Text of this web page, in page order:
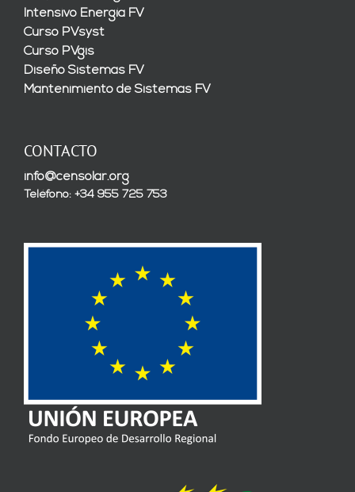
Intensivo Energía FV
Curso PVsyst
Curso PVgis
Diseño Sistemas FV
Mantenimiento de Sistemas FV
CONTACTO
info@censolar.org
Teléfono: +34 955 725 753